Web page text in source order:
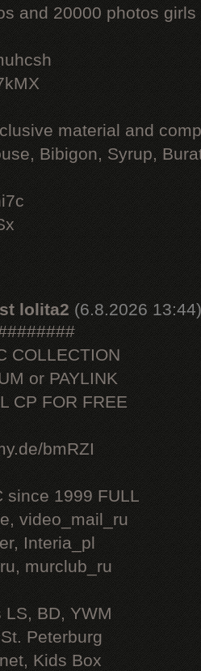
and 20000 photos
material and
Bibigon, Syrup,
lolita2 (6.8.2026 13:44)
COLLECTION
or PAYLINK
СР FOR FREE
bmRZI
1999 FULL
video_mail_ru
Interia_pl
murclub_ru
BD, YWM
Peterburg
Kids Box